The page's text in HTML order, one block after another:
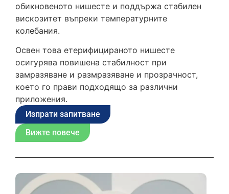
обикновеното нишесте и поддържа стабилен
вискозитет въпреки температурните
колебания.
Освен това етерифицираното нишесте
осигурява повишена стабилност при
замразяване и размразяване и прозрачност,
което го прави подходящо за различни
приложения.
Изпрати запитване
Вижте повече